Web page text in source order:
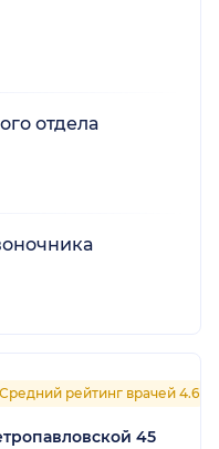
отдела
Средний рейтинг врачей 4.6
45